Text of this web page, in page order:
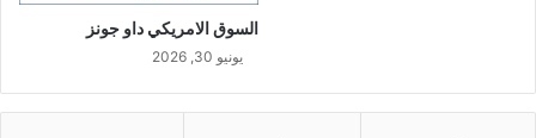
السوق الامريكي داو جونز
يونيو 30, 2026